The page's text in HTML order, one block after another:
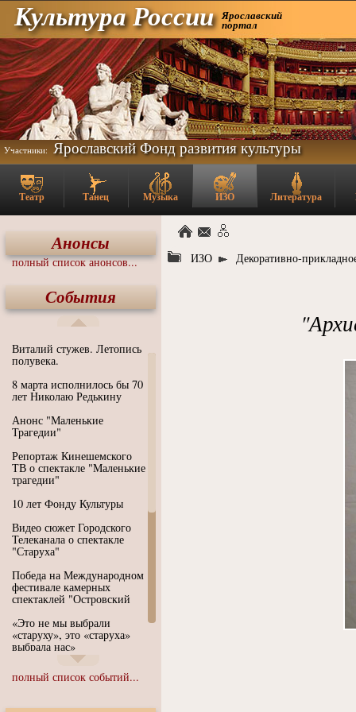
Культура России Ярославский
портал
Участники: Ярославский Фонд развития культуры
Театр Танец Музыка ИЗО Литература
Анонсы
полный список анонсов...
События
Виталий стужев. Летопись
полувека.
8 марта исполнилось бы 70
лет Николаю Редькину
Анонс "Маленькие
Трагедии"
Репортаж Кинешемского
ТВ о спектакле "Маленькие
трагедии"
10 лет Фонду Культуры
Видео сюжет Городского
Телеканала о спектакле
"Старуха"
Победа на Международном
фестивале камерных
спектаклей "Островский
«Это не мы выбрали
«старуху», это «старуха»
выбрала нас»
Иммерсивный спектакль
"Язык чистого полета
полный список событий...
ИЗО Декоративно-